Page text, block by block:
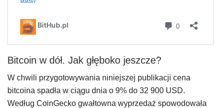
Bitcoin w dół. Jak głęboko jeszcze?
W chwili przygotowywania niniejszej publikacji cena
bitcoina spadła w ciągu dnia o 9% do 32 900 USD.
Według CoinGecko gwałtowna wyprzedaż spowodowała